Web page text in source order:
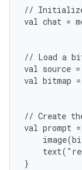
//
val chat =
// Load a
val source
val bitmap =
// Create
val prompt
}